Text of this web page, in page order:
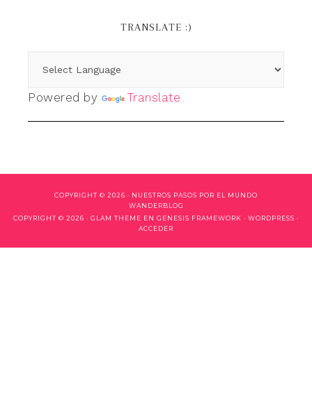
TRANSLATE :)
Powered by Translate
COPYRIGHT © 2026 · NUESTROS PASOS POR EL MUNDO
WANDERBLOG
COPYRIGHT © 2026 · GLAM THEME EN GENESIS FRAMEWORK · WORDPRESS ·
ACCEDER